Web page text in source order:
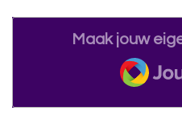
Maak jouw